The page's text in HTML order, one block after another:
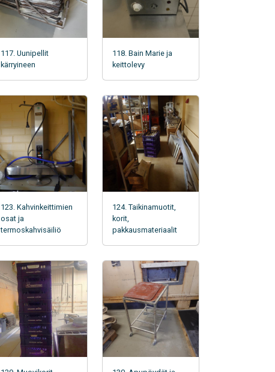
117. Uunipellit
kärryineen
118. Bain Marie ja
keittolevy
123. Kahvinkeittimien
osat ja
termoskahvisäiliö
124. Taikinamuotit,
korit,
pakkausmateriaalit